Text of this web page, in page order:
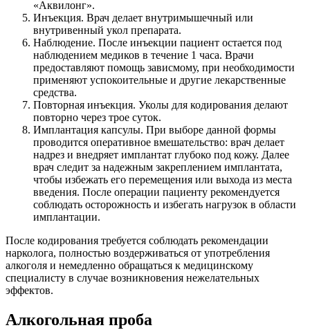
«Аквилонг».
Инъекция. Врач делает внутримышечный или
внутривенный укол препарата.
Наблюдение. После инъекции пациент остается под
наблюдением медиков в течение 1 часа. Врачи
предоставляют помощь зависмому, при необходимости
применяют успокоительные и другие лекарственные
средства.
Повторная инъекция. Уколы для кодирования делают
повторно через трое суток.
Имплантация капсулы. При выборе данной формы
проводится оперативное вмешательство: врач делает
надрез и внедряет имплантат глубоко под кожу. Далее
врач следит за надежным закреплением имплантата,
чтобы избежать его перемещения или выхода из места
введения. После операции пациенту рекомендуется
соблюдать осторожность и избегать нагрузок в области
имплантации.
После кодирования требуется соблюдать рекомендации
нарколога, полностью воздерживаться от употребления
алкоголя и немедленно обращаться к медицинскому
специалисту в случае возникновения нежелательных
эффектов.
Алкогольная проба